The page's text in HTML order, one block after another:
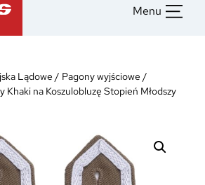
Menu
Lądowe / Pagony wyjściowe /
Khaki na Koszulobluzę Stopień Młodszy